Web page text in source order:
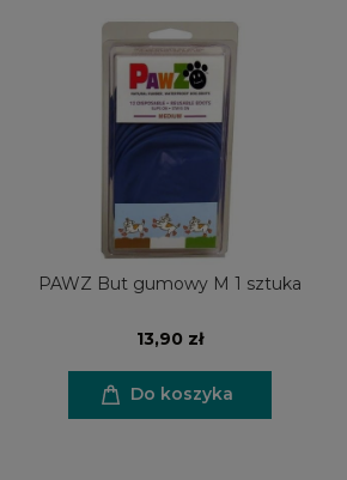
PAWZ But gumowy M 1 sztuka
13,90 zł
Do koszyka